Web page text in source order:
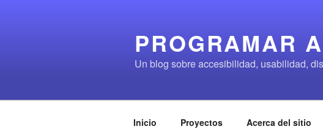
PROGRAMAR
Un blog sobre accesibilidad, usabilidad,
Inicio Proyectos Acerca del sitio